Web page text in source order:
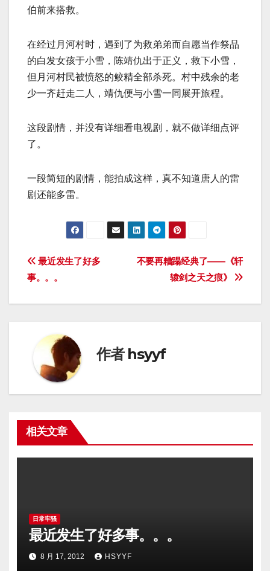
伯前来搭救。
在经过月河村时，遇到了为救弟弟而自愿当作祭品
的白发女孩于小雪，陈靖仇出于正义，救下小雪，
但月河村民被愤怒的鲛精全部杀死。村中残余的老
少一齐赶走二人，靖仇便与小雪一同展开旅程。
这段剧情，并没有详细看电视剧，就不做详细点评
了。
一段简短的剧情，能拍成这样，真不知道唐人的雷
剧还能多雷。
文
章
航
不要再糟蹋经典了——《轩
辕剑之天之痕》
最近发生了好多
事。。。
作者 hsyyf
相关文章
日常牢骚
最近发生了好多事。。。
8 月 17, 2012 HSYYF